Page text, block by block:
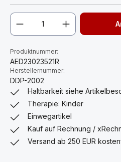
Produktnummer:
AED23023521R
Herstellernummer:
DDP-2002
Haltbarkeit siehe
Therapie: Kinder
Einwegartikel
Kauf auf Rechnung /
Versand ab 250 EUR